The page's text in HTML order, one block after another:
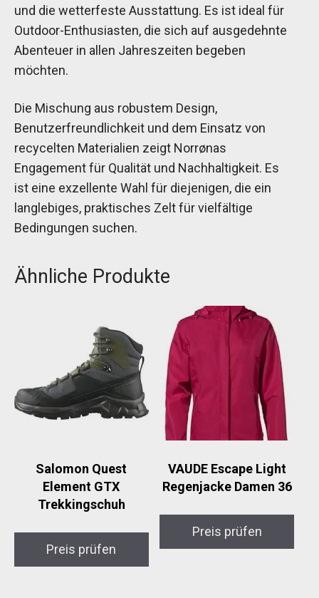
und die wetterfeste Ausstattung. Es ist ideal für
Outdoor-Enthusiasten, die sich auf ausgedehnte
Abenteuer in allen Jahreszeiten begeben
möchten.
Die Mischung aus robustem Design,
Benutzerfreundlichkeit und dem Einsatz von
recycelten Materialien zeigt Norrønas
Engagement für Qualität und Nachhaltigkeit. Es
ist eine exzellente Wahl für diejenigen, die ein
langlebiges, praktisches Zelt für vielfältige
Bedingungen suchen.
Ähnliche Produkte
Salomon Quest
Element GTX
Trekkingschuh
Preis prüfen
VAUDE Escape Light
Regenjacke Damen 36
Preis prüfen